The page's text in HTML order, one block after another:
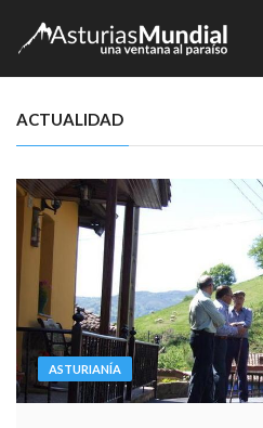
ACTUALIDAD
ASTURIANÍA